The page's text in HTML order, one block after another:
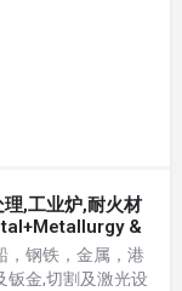
,工业炉,耐火材
&
，钢铁，金属，港
钣金,切割及激光设